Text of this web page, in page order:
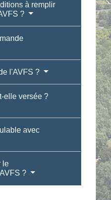
à remplir
?
l'AVFS ?
elle versée ?
avec
le
?